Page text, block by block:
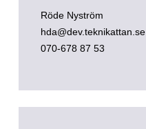
Röde Nyström
hda@dev.teknikattan.se
070-678 87 53